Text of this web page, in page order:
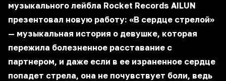
музыкального лейбла Rocket Records AILUN
презентовал новую работу: «В сердце стрелой»
— музыкальная история о девушке, которая
пережила болезненное расставание с
партнером, и даже если в ее израненное сердце
попадет стрела, она не почувствует боли, ведь